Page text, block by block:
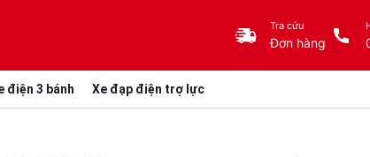
Tra cứu
Đơn hàng
điện 3 bánh Xe đạp điện trợ lực